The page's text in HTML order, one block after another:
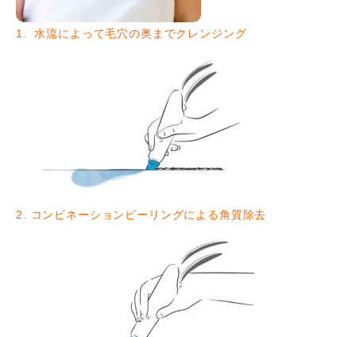
1. 水流によって毛穴の奥までクレンジング
2. コンビネーションピーリングによる角質除去